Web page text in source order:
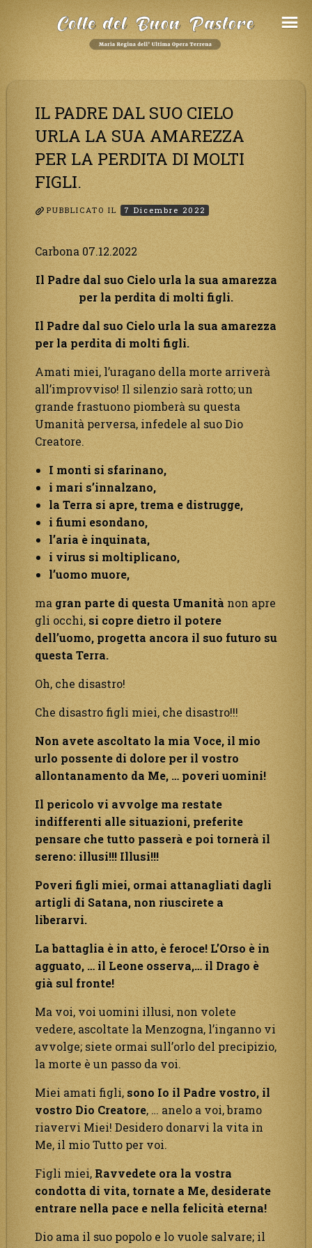
IL PADRE DAL SUO CIELO
URLA LA SUA AMAREZZA
PER LA PERDITA DI MOLTI
FIGLI.
PUBBLICATO IL 7 Dicembre 2022
Carbona 07.12.2022
Il Padre dal suo Cielo urla la sua amarezza
per la perdita di molti figli.
Il Padre dal suo Cielo urla la sua amarezza
per la perdita di molti figli.
Amati miei, l’uragano della morte arriverà
all’improvviso! Il silenzio sarà rotto; un
grande frastuono piomberà su questa
Umanità perversa, infedele al suo Dio
Creatore.
I monti si sfarinano,
i mari s’innalzano,
la Terra si apre, trema e distrugge,
i fiumi esondano,
l’aria è inquinata,
i virus si moltiplicano,
l’uomo muore,
ma gran parte di questa Umanità non apre
gli occhi, si copre dietro il potere
dell’uomo, progetta ancora il suo futuro su
questa Terra.
Oh, che disastro!
Che disastro figli miei, che disastro!!!
Non avete ascoltato la mia Voce, il mio
urlo possente di dolore per il vostro
allontanamento da Me, … poveri uomini!
Il pericolo vi avvolge ma restate
indifferenti alle situazioni, preferite
pensare che tutto passerà e poi tornerà il
sereno: illusi!!! Illusi!!!
Poveri figli miei, ormai attanagliati dagli
artigli di Satana, non riuscirete a
liberarvi.
La battaglia è in atto, è feroce! L’Orso è in
agguato, … il Leone osserva,… il Drago è
già sul fronte!
Ma voi, voi uomini illusi, non volete
vedere, ascoltate la Menzogna, l’inganno vi
avvolge; siete ormai sull’orlo del precipizio,
la morte è un passo da voi.
Miei amati figli, sono Io il Padre vostro, il
vostro Dio Creatore, … anelo a voi, bramo
riavervi Miei! Desidero donarvi la vita in
Me, il mio Tutto per voi.
Figli miei, Ravvedete ora la vostra
condotta di vita, tornate a Me, desiderate
entrare nella pace e nella felicità eterna!
Dio ama il suo popolo e lo vuole salvare; il